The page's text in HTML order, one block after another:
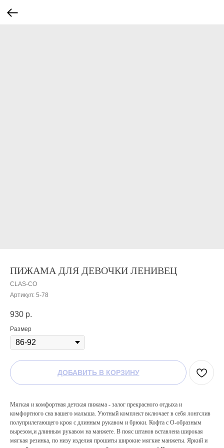
ПИЖАМА ДЛЯ ДЕВОЧКИ ЛЕНИВЕЦ
CLAS-CO
Артикул: 5-78
930 р.
Размер
ДОБАВИТЬ В КОРЗИНУ
Мягкая и комфортная детская пижама - залог прекрасного отдыха и
комфортного сна вашего малыша. Уютный комплект включает в себя лонгслив
полуприлегающего кроя с длинным рукавом и брюки. Кофта с О-образным
вырезом,и длинным рукавом на манжете. В пояс штанов вставлена широкая
мягкая резинка, по низу изделия прошиты широкие мягкие манжеты. Яркий и